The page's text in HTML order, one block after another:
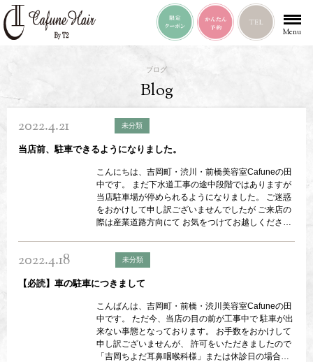
Menu
ブログ
Blog
2022.4.21 未分類
当店前、駐車できるようになりました。
こんにちは、吉岡町・渋川・前橋美容室Cafuneの田
中です。 まだ下水道工事の途中段階ではありますが
当店駐車場が停められるようになりました。 ご迷惑
をおかけして申し訳ございませんでしたが ご来店の
際は産業道路方向にて お気をつけてお越しください
2022.4.18 未分類
【必読】車の駐車につきまして
こんばんは、吉岡町・前橋・渋川美容室Cafuneの田
中です。 ただ今、当店の目の前が工事中で 駐車が出
来ない事態となっております。 お手数をおかけして
申し訳ございませんが、 許可をいただきましたので
「吉岡ちよだ耳鼻咽喉科様」または休診日の場合は